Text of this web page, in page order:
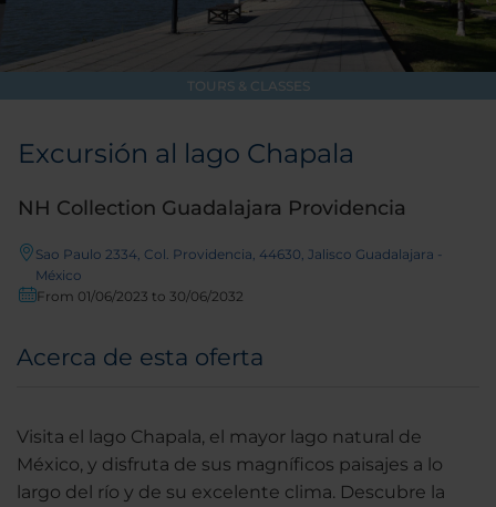
TOURS & CLASSES
Excursión al lago Chapala
NH Collection Guadalajara Providencia
Sao Paulo 2334, Col. Providencia, 44630, Jalisco Guadalajara -
México
From 01/06/2023 to 30/06/2032
Acerca de esta oferta
Visita el lago Chapala, el mayor lago natural de
México, y disfruta de sus magníficos paisajes a lo
largo del río y de su excelente clima. Descubre la